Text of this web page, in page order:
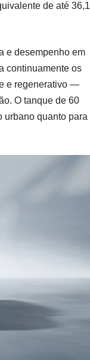
de até 36,1
e desempenho em
continuamente os
e regenerativo —
O tanque de 60
urbano quanto para